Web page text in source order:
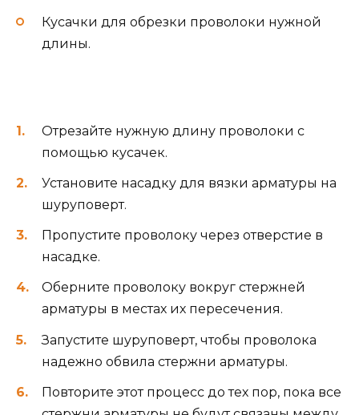
Кусачки для обрезки проволоки нужной
длины.
Отрезайте нужную длину проволоки с
помощью кусачек.
Установите насадку для вязки арматуры на
шуруповерт.
Пропустите проволоку через отверстие в
насадке.
Оберните проволоку вокруг стержней
арматуры в местах их пересечения.
Запустите шуруповерт, чтобы проволока
надежно обвила стержни арматуры.
Повторите этот процесс до тех пор, пока все